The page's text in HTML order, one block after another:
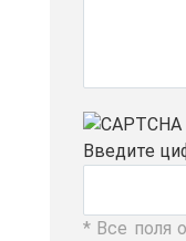
Вве­ди­те
* Все по­ля